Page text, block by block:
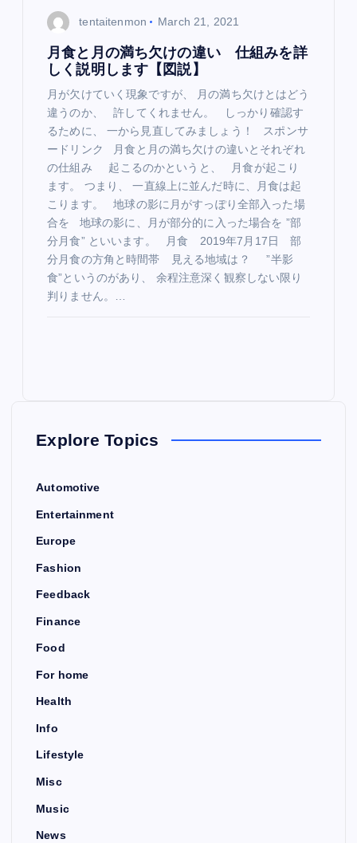
tentaitenmon March 21, 2021
月食と月の満ち欠けの違い 仕組みを詳
しく説明します【図説】
月が欠けていく現象ですが、 月の満ち欠けとはどう
違うのか、 許してくれません。 しっかり確認す
るために、 一から見直してみましょう！ スポンサ
ードリンク 月食と月の満ち欠けの違いとそれぞれ
の仕組み 起こるのかというと、 月食が起こり
ます。 つまり、 一直線上に並んだ時に、月食は起
こります。 地球の影に月がすっぽり全部入った場
合を 地球の影に、月が部分的に入った場合を ”部
分月食” といいます。 月食 2019年7月17日 部
分月食の方角と時間帯 見える地域は？ ”半影
食”というのがあり、 余程注意深く観察しない限り
判りません。…
Explore Topics
Automotive
Entertainment
Europe
Fashion
Feedback
Finance
Food
For home
Health
Info
Lifestyle
Misc
Music
News